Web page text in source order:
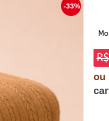
-33%
ou